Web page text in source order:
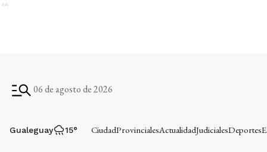
Ads
06 de agosto de 2026
Gualeguay 15° CiudadProvincialesActualidadJudicialesDeportes